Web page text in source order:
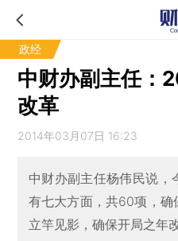
政经
中财办副主任：
改革
2014年03月07日 16:23
中财办副主任杨伟民说，
有七大方面，共60项，
立竿见影，确保开局之年